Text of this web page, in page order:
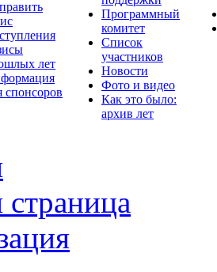
лет
спонсоров
Программный
комитет
Список
участников
Новости
Фото и видео
Как это было:
архив лет
страница